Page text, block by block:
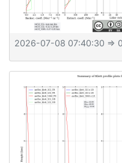
2026-07-08 07:40:30 ⇒